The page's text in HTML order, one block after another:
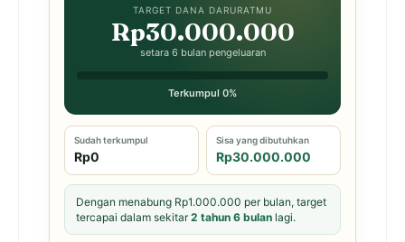
TARGET DANA DARURATMU
Rp30.000.000
setara 6 bulan pengeluaran
Terkumpul 0%
Sudah terkumpul
Rp0
Sisa yang dibutuhkan
Rp30.000.000
Dengan menabung Rp1.000.000 per bulan, target
tercapai dalam sekitar2 tahun 6 bulan lagi.